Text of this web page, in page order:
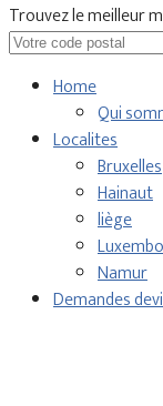
Trouvez le meilleur
Home
Qui
Localites
Bruxelles
Hainaut
liège
Namur
Demandes